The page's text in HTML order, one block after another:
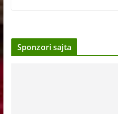
Sponzori sajta